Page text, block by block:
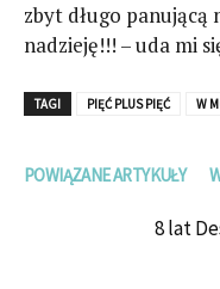
zbyt długo panującą
nadzieję!!! – uda mi
TAGI PIĘĆ PLUS PIĘĆ W
POWIĄZANE ARTYKUŁY
8 lat